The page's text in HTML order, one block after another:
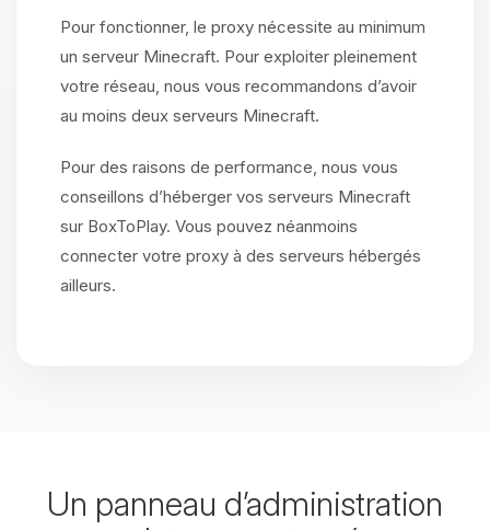
Pour fonctionner, le proxy nécessite au minimum
un serveur Minecraft. Pour exploiter pleinement
votre réseau, nous vous recommandons d’avoir
au moins deux serveurs Minecraft.
Pour des raisons de performance, nous vous
conseillons d’héberger vos serveurs Minecraft
sur BoxToPlay. Vous pouvez néanmoins
connecter votre proxy à des serveurs hébergés
ailleurs.
Un panneau d’administration